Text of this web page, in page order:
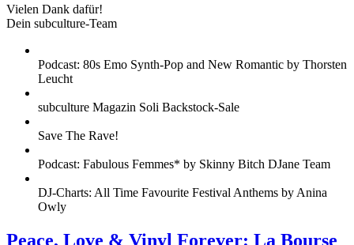
Vielen Dank dafür!
Dein subculture-Team
Podcast: 80s Emo Synth-Pop and New Romantic by Thorsten
Leucht
subculture Magazin Soli Backstock-Sale
Save The Rave!
Podcast: Fabulous Femmes* by Skinny Bitch DJane Team
DJ-Charts: All Time Favourite Festival Anthems by Anina
Owly
Peace, Love & Vinyl Forever: La Bourse